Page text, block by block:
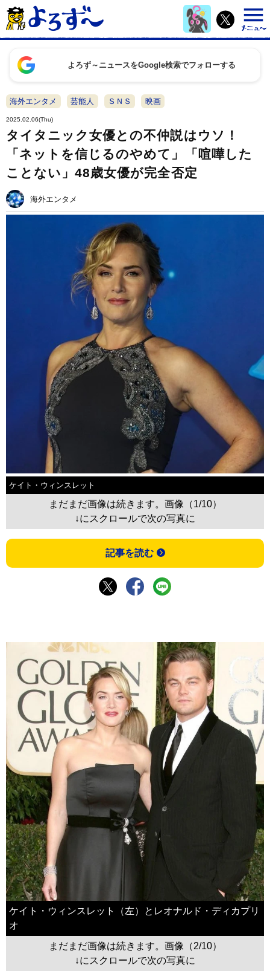
よろず～ニュースをGoogle検索でフォローする
海外エンタメ 芸能人 ＳＮＳ 映画
2025.02.06(Thu)
タイタニック女優との不仲説はウソ！
「ネットを信じるのやめて」「喧嘩した
ことない」48歳女優が完全否定
海外エンタメ
ケイト・ウィンスレット
まだまだ画像は続きます。画像（1/10）
↓にスクロールで次の写真に
記事を読む
ケイト・ウィンスレット（左）とレオナルド・ディカプリ
オ
まだまだ画像は続きます。画像（2/10）
↓にスクロールで次の写真に